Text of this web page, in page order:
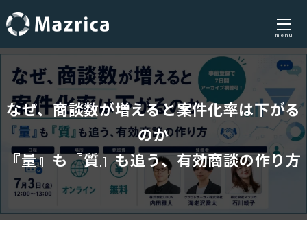
Skip
content
menu
なぜ、商談数が増えると案件化率は下がる
のか
『量』も『質』も追う、有効商談の作り方